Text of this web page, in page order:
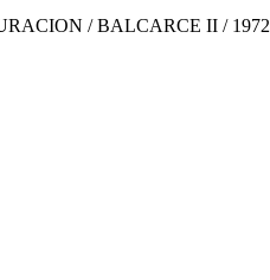
/ BALCARCE II / 1972